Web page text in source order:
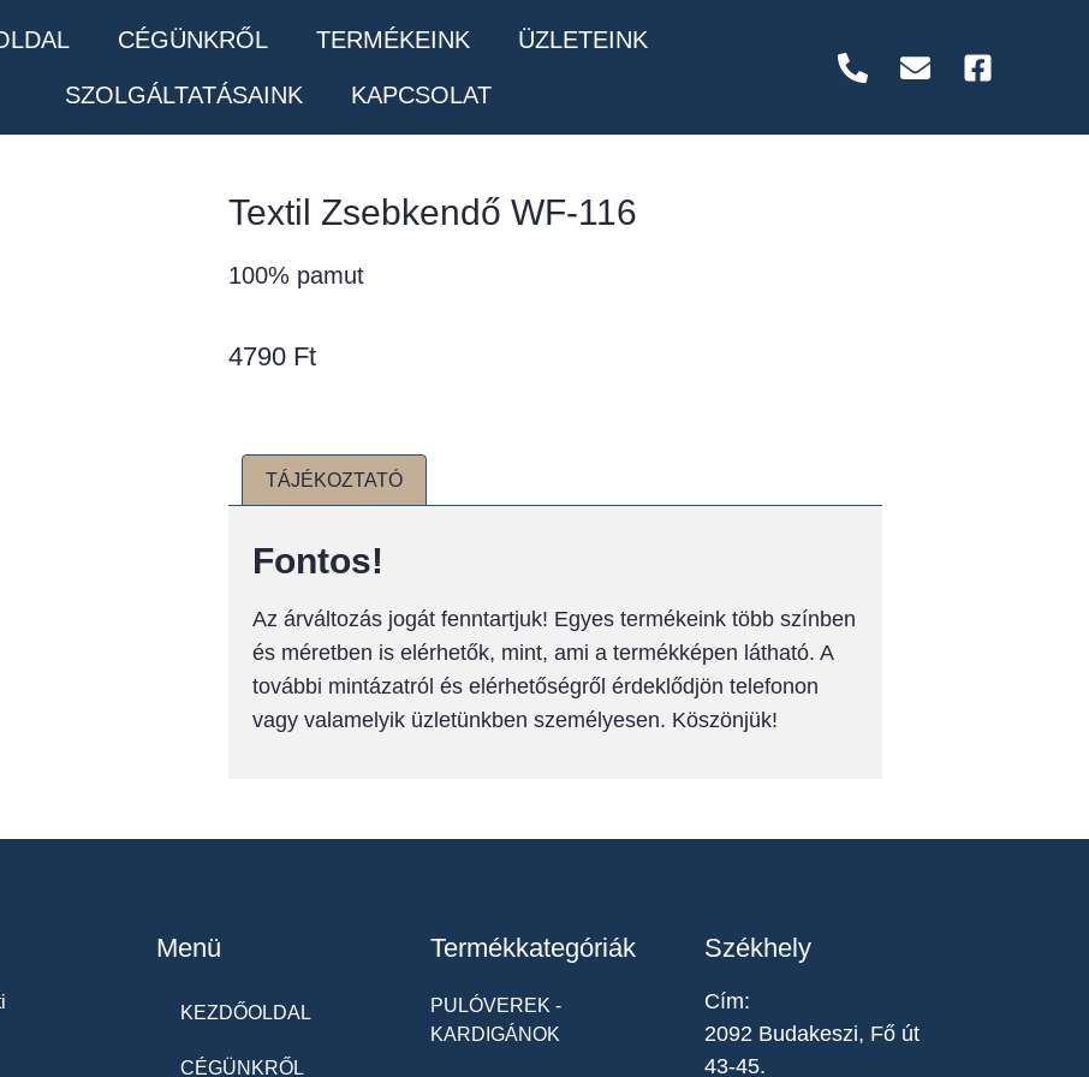
CÉGÜNKRŐL TERMÉKEINK ÜZLETEINK
SZOLGÁLTATÁSAINK KAPCSOLAT
Textil Zsebkendő WF-116
100% pamut
4790 Ft
TÁJÉKOZTATÓ
Fontos!
Az árváltozás jogát fenntartjuk! Egyes termékeink több színben
és méretben is elérhetők, mint, ami a termékképen látható. A
további mintázatról és elérhetőségről érdeklődjön telefonon
vagy valamelyik üzletünkben személyesen. Köszönjük!
Menü
KEZDŐOLDAL
CÉGÜNKRŐL
Termékkategóriák
PULÓVEREK -
KARDIGÁNOK
Székhely
Cím:
2092 Budakeszi, Fő út
43-45.